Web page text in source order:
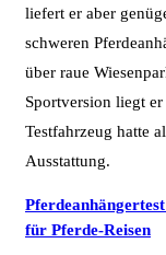
liefert er aber
schweren
über raue
Sportversion liegt
Testfahrzeug hatte
Ausstattung.
für Pferde-Reisen